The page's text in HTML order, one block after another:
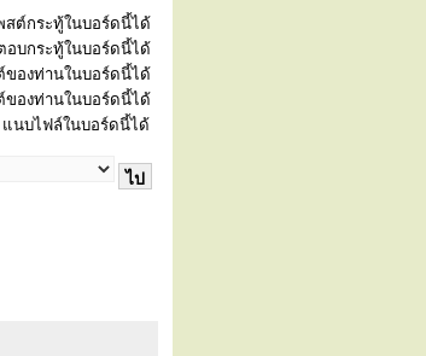
สต์กระทู้ในบอร์ดนี้ได้
อบกระทู้ในบอร์ดนี้ได้
ของท่านในบอร์ดนี้ได้
ของท่านในบอร์ดนี้ได้
แนบไฟล์ในบอร์ดนี้ได้